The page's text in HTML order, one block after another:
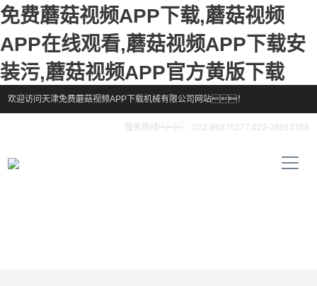
免费蘑菇视频APP下载,蘑菇视频
APP在线观看,蘑菇视频APP下载安
装污,蘑菇视频APP官方黄版下载
欢迎访问天津免费蘑菇视频APP下载机械有限公司网站！
服务热线：022-86875277,022-26913788